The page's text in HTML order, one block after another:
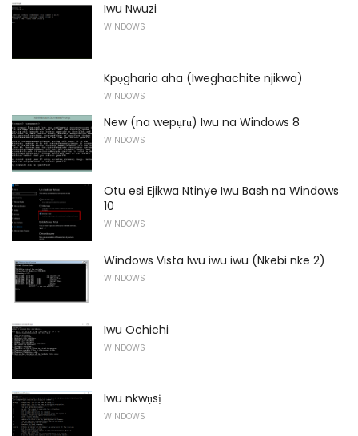
Iwu Nwuzi
WINDOWS
Kpọgharia aha (Iweghachite njikwa)
WINDOWS
New (na wepụrụ) Iwu na Windows 8
WINDOWS
Otu esi Ejikwa Ntinye Iwu Bash na Windows
10
WINDOWS
Windows Vista Iwu iwu iwu (Nkebi nke 2)
WINDOWS
Iwu Ochichi
WINDOWS
Iwu nkwụsị
WINDOWS